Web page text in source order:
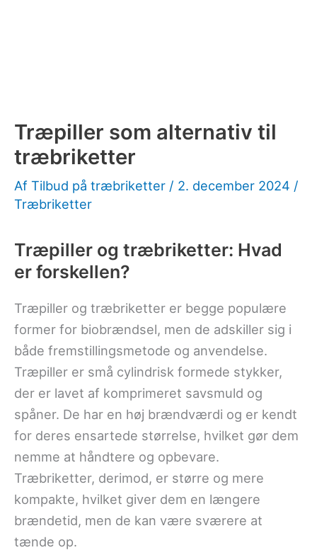
Træpiller som alternativ til
træbriketter
Af Tilbud på træbriketter / 2. december 2024 /
Træbriketter
Træpiller og træbriketter: Hvad
er forskellen?
Træpiller og træbriketter er begge populære
former for biobrændsel, men de adskiller sig i
både fremstillingsmetode og anvendelse.
Træpiller er små cylindrisk formede stykker,
der er lavet af komprimeret savsmuld og
spåner. De har en høj brændværdi og er kendt
for deres ensartede størrelse, hvilket gør dem
nemme at håndtere og opbevare.
Træbriketter, derimod, er større og mere
kompakte, hvilket giver dem en længere
brændetid, men de kan være sværere at
tænde op.